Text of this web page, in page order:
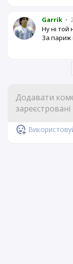
Garrik •
Ну ні той
За париж